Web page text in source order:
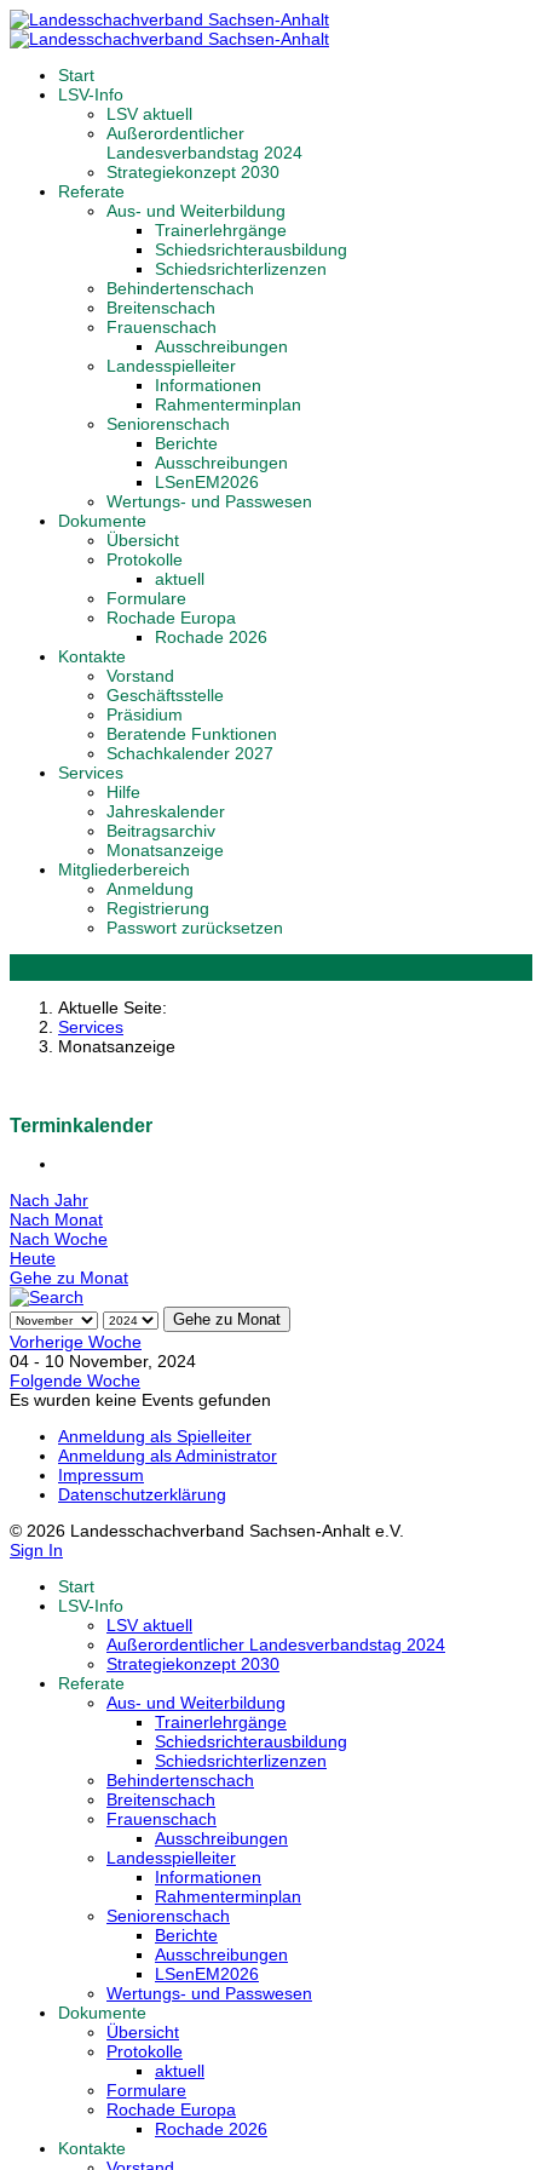
Start
LSV-Info
LSV aktuell
Außerordentlicher
Landesverbandstag 2024
Strategiekonzept 2030
Referate
Aus- und Weiterbildung
Trainerlehrgänge
Schiedsrichterausbildung
Schiedsrichterlizenzen
Behindertenschach
Breitenschach
Frauenschach
Ausschreibungen
Landesspielleiter
Informationen
Rahmenterminplan
Seniorenschach
Berichte
Ausschreibungen
LSenEM2026
Wertungs- und Passwesen
Dokumente
Übersicht
Protokolle
aktuell
Formulare
Rochade Europa
Rochade 2026
Kontakte
Vorstand
Geschäftsstelle
Präsidium
Beratende Funktionen
Schachkalender 2027
Services
Hilfe
Jahreskalender
Beitragsarchiv
Monatsanzeige
Mitgliederbereich
Anmeldung
Registrierung
Passwort zurücksetzen
Aktuelle Seite:
Services
Monatsanzeige
Terminkalender
Nach Jahr
Nach Monat
Nach Woche
Heute
Gehe zu Monat
Gehe zu Monat
Vorherige Woche
04 - 10 November, 2024
Folgende Woche
Es wurden keine Events gefunden
Anmeldung als Spielleiter
Anmeldung als Administrator
Impressum
Datenschutzerklärung
© 2026 Landesschachverband Sachsen-Anhalt e.V.
Sign In
Start
LSV-Info
LSV aktuell
Außerordentlicher Landesverbandstag 2024
Strategiekonzept 2030
Referate
Aus- und Weiterbildung
Trainerlehrgänge
Schiedsrichterausbildung
Schiedsrichterlizenzen
Behindertenschach
Breitenschach
Frauenschach
Ausschreibungen
Landesspielleiter
Informationen
Rahmenterminplan
Seniorenschach
Berichte
Ausschreibungen
LSenEM2026
Wertungs- und Passwesen
Dokumente
Übersicht
Protokolle
aktuell
Formulare
Rochade Europa
Rochade 2026
Kontakte